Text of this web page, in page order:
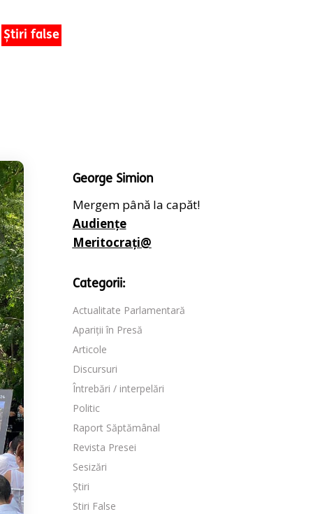
Știri false
George Simion
Mergem până la capăt!
Audiențe
Meritocrați@
Categorii:
Actualitate Parlamentară
Apariții în Presă
Articole
Discursuri
Întrebări / interpelări
Politic
Raport Săptămânal
Revista Presei
Sesizări
Știri
Stiri False